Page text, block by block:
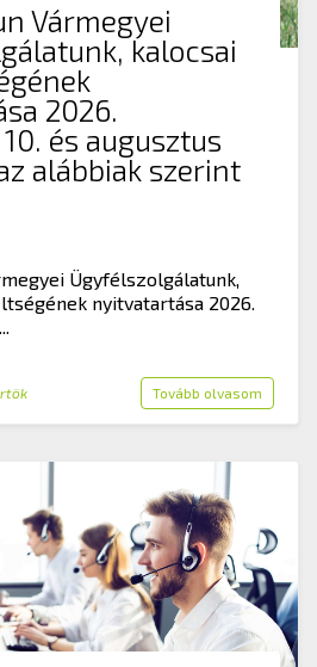
Vármegyei
kalocsai
2026.
és augusztus
alábbiak szerint
Ügyfélszolgálatunk,
nyitvatartása 2026.
Tovább olvasom